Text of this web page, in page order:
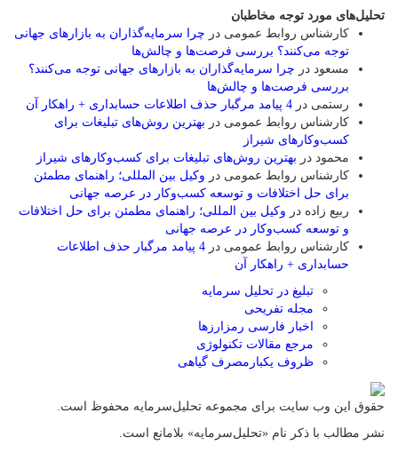
تحلیل‌های مورد توجه مخاطبان
کارشناس روابط عمومی در چرا سرمایه‌گذاران به بازارهای جهانی
توجه می‌کنند؟ بررسی فرصت‌ها و چالش‌ها
مسعود در چرا سرمایه‌گذاران به بازارهای جهانی توجه می‌کنند؟
بررسی فرصت‌ها و چالش‌ها
رستمی در 4 پیامد مرگبار حذف اطلاعات حسابداری + راهکار آن
کارشناس روابط عمومی در بهترین روش‌های تبلیغات برای
کسب‌وکارهای شیراز
محمود در بهترین روش‌های تبلیغات برای کسب‌وکارهای شیراز
کارشناس روابط عمومی در وکیل بین المللی؛ راهنمای مطمئن
برای حل اختلافات و توسعه کسب‌وکار در عرصه جهانی
ربیع زاده در وکیل بین المللی؛ راهنمای مطمئن برای حل اختلافات
و توسعه کسب‌وکار در عرصه جهانی
کارشناس روابط عمومی در
4 پیامد مرگبار حذف اطلاعات
حسابداری + راهکار آن
تبلیغ در تحلیل سرمایه
مجله تفریحی
اخبار فارسی رمزارزها
مرجع مقالات تکنولوژی
ظروف یکبارمصرف گیاهی
حقوق این وب سایت برای مجموعه تحلیل‌سرمایه محفوظ است.
نشر مطالب با ذکر نام «تحلیل‌سرمایه» بلامانع است.